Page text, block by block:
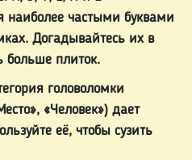
наиболее частыми буквами
Догадывайтесь их в
больше плиток.
головоломки
«Человек») дает
её, чтобы сузить